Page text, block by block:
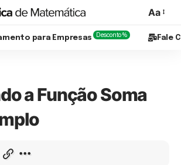
Aa
para Empresas Desconto % Fale
a Função Soma